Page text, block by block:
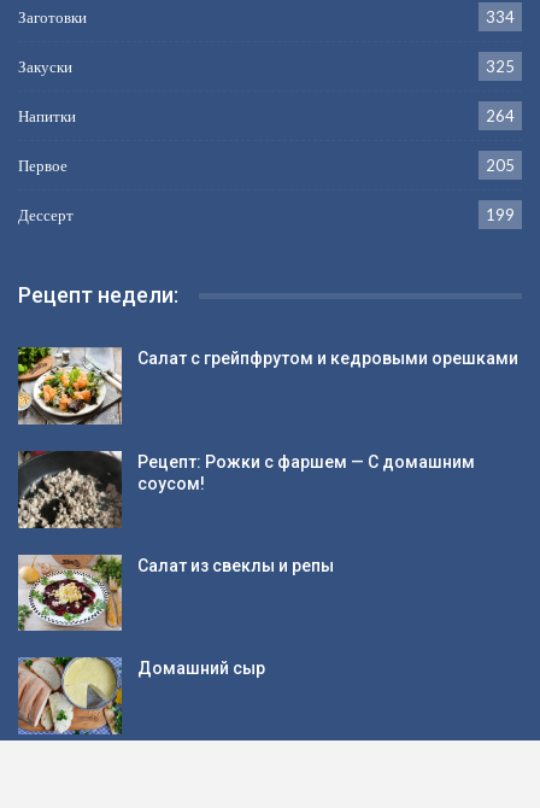
Заготовки 334
Закуски 325
Напитки 264
Первое 205
Дессерт 199
Рецепт недели:
Салат с грейпфрутом и кедровыми орешками
Рецепт: Рожки с фаршем — С домашним
соусом!
Салат из свеклы и репы
Домашний сыр